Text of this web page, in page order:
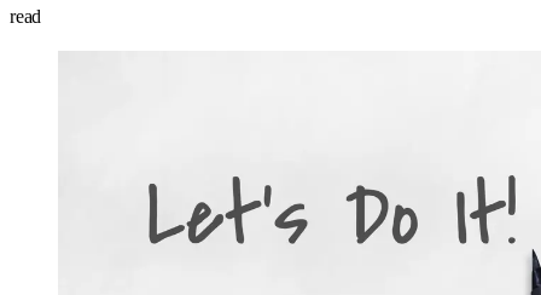
read